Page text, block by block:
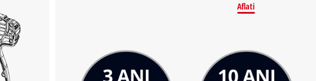
website owner needs to setup
with their CMP to add this content
list of technologies used.
by
Usercentrics Consent
Management Platform
Aflati